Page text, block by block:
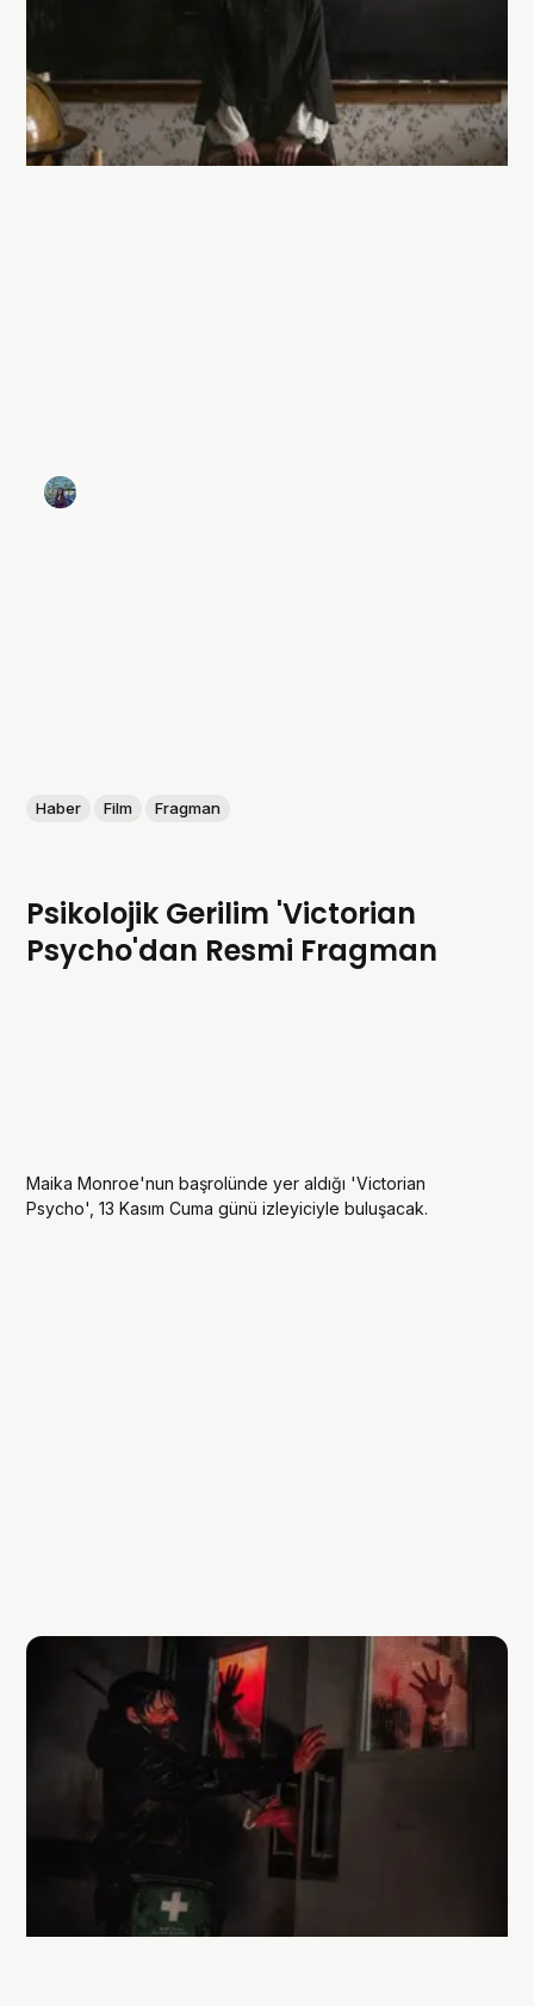
Haber Film Fragman
Psikolojik Gerilim 'Victorian
Psycho'dan Resmi Fragman
Maika Monroe'nun başrolünde yer aldığı 'Victorian
Psycho', 13 Kasım Cuma günü izleyiciyle buluşacak.